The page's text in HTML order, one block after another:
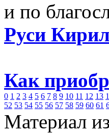
и по
Руси
Как
0 1 2 3 4 5 6 7 8 9 10 11 12 13
52 53 54 55 56 57 58 59 60 61
Материал